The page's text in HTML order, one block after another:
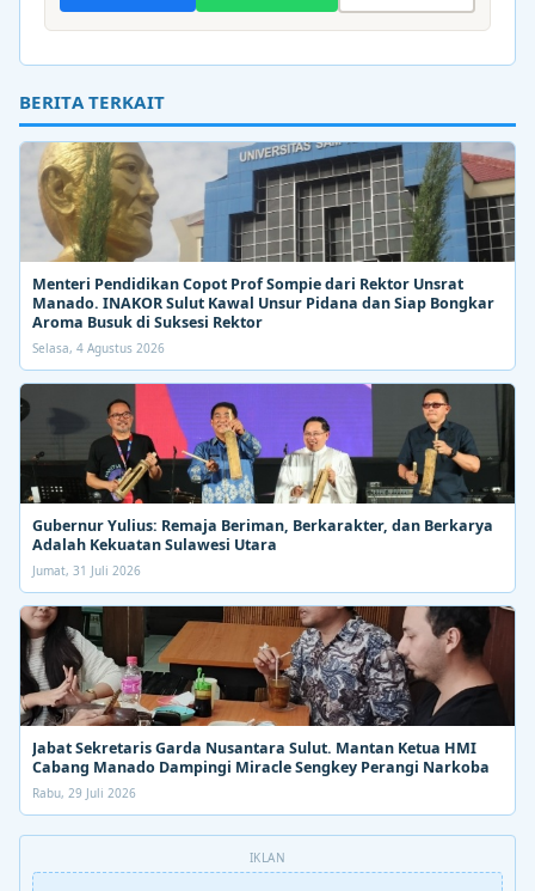
BERITA TERKAIT
Menteri Pendidikan Copot Prof Sompie dari Rektor Unsrat
Manado. INAKOR Sulut Kawal Unsur Pidana dan Siap Bongkar
Aroma Busuk di Suksesi Rektor
Selasa, 4 Agustus 2026
Gubernur Yulius: Remaja Beriman, Berkarakter, dan Berkarya
Adalah Kekuatan Sulawesi Utara
Jumat, 31 Juli 2026
Jabat Sekretaris Garda Nusantara Sulut. Mantan Ketua HMI
Cabang Manado Dampingi Miracle Sengkey Perangi Narkoba
Rabu, 29 Juli 2026
IKLAN